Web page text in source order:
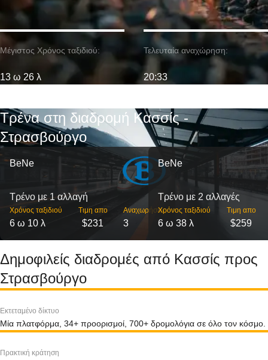
Μέγιστος Χρόνος ταξιδιού:
13 ω 26 λ
Τελευταία αναχώρηση:
20:33
Τρένα στη διαδρομή Κασσίς -
Στρασβούργο
BeNe
Τρένο με 1 αλλαγή
Χρόνος ταξιδιού
6 ω 10 λ
Τιμη απο
$231
Αναχωρήσεις
3
BeNe
Τρένο με 2 αλλαγές
Χρόνος ταξιδιού
6 ω 38 λ
Τιμη απο
$259
Δημοφιλείς διαδρομές από Κασσίς προς
Στρασβούργο
Εκτεταμένο δίκτυο
Μία πλατφόρμα, 34+ προορισμοί, 700+ δρομολόγια σε όλο τον κόσμο.
Πρακτική κράτηση